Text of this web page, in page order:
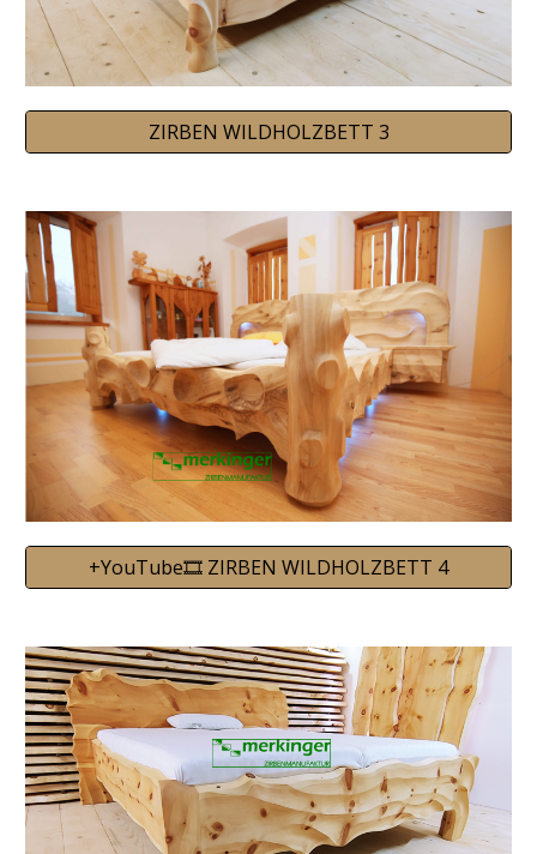
ZIRBEN WILDHOLZBETT 3
+YouTube🎞️ ZIRBEN WILDHOLZBETT 4